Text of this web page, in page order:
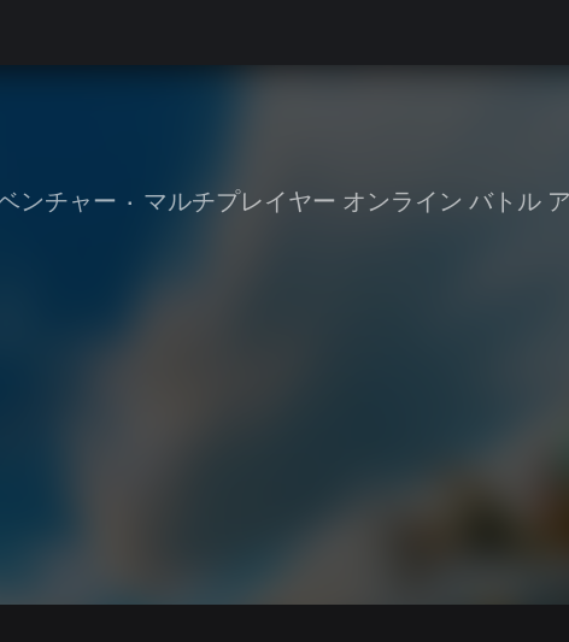
ンチャー • マルチプレイヤー オンライン バトル